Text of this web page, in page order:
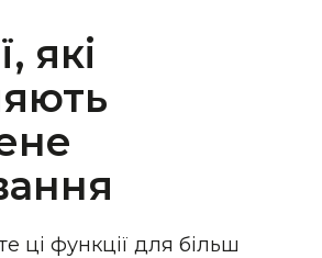
які
ці функції для більш